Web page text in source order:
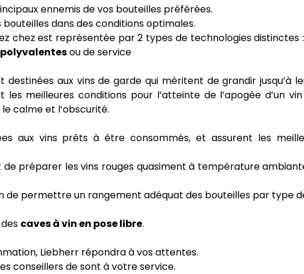
ennemis de vos bouteilles préférées.
dans des conditions optimales.
chez est représentée par 2 types de technologies distinctes
ou de service
aux vins de garde qui méritent de grandir jusqu’à
meilleures conditions pour l’atteinte de l’apogée d’un
calme et l’obscurité.
aux vins prêts à être consommés, et assurent les
préparer les vins rouges quasiment à température
de permettre un rangement adéquat des bouteilles par type
caves à vin en pose libre.
Liebherr répondra à vos attentes.
conseillers de sont à votre service.